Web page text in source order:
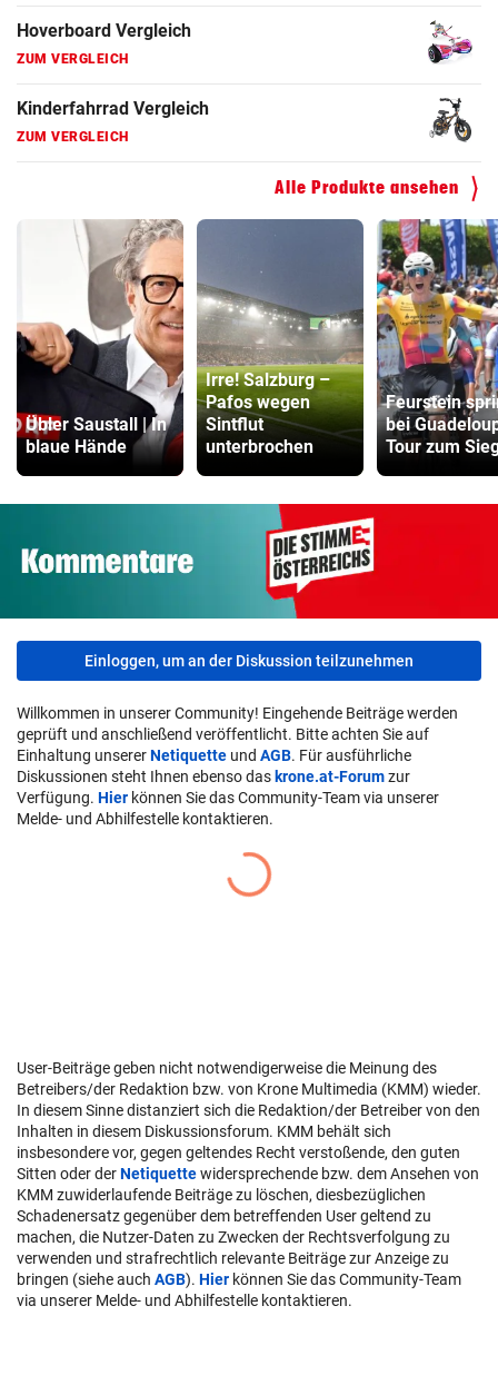
Fahrradanhänger Vergleich
ZUM VERGLEICH
Faszienrolle Vergleich
ZUM VERGLEICH
Kinderfahrrad Vergleich
ZUM VERGLEICH
Alle Produkte ansehen
Übler Saustall | In
blaue Hände
Irre! Salzburg –
Pafos wegen
Sintflut
unterbrochen
Feurstein
bei
Tour zum
Einloggen, um an der Diskussion teilzunehmen
Willkommen in unserer Community! Eingehende Beiträge werden
geprüft und anschließend veröffentlicht. Bitte achten Sie auf
Einhaltung unsererNetiquette und AGB. Für ausführliche
Diskussionen steht Ihnen ebenso das krone.at-Forumzur
Verfügung. Hier können Sie das Community-Team via unserer
Melde- und Abhilfestelle kontaktieren.
User-Beiträge geben nicht notwendigerweise die Meinung des
Betreibers/der Redaktion bzw. von Krone Multimedia (KMM) wieder.
In diesem Sinne distanziert sich die Redaktion/der Betreiber von den
Inhalten in diesem Diskussionsforum. KMM behält sich
insbesondere vor, gegen geltendes Recht verstoßende, den guten
Sitten oder derNetiquettewidersprechende bzw. dem Ansehen von
KMM zuwiderlaufende Beiträge zu löschen, diesbezüglichen
Schadenersatz gegenüber dem betreffenden User geltend zu
machen, die Nutzer-Daten zu Zwecken der Rechtsverfolgung zu
verwenden und strafrechtlich relevante Beiträge zur Anzeige zu
bringen (siehe auch AGB). Hier können Sie das Community-Team
via unserer Melde- und Abhilfestelle kontaktieren.